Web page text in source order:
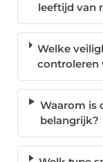
leeftijd van
Welke
controleren
Waarom is
belangrijk?